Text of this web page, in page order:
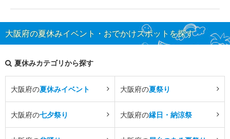
大阪府の夏休みイベント・おでかけスポットを探す
夏休みカテゴリから探す
大阪府の夏休みイベント 大阪府の夏祭り
大阪府の七夕祭り 大阪府の縁日・納涼祭